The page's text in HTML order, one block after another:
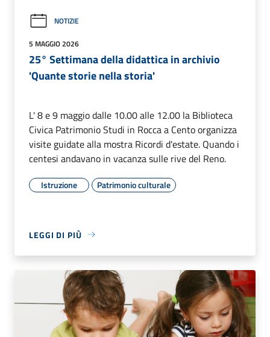
NOTIZIE
5 MAGGIO 2026
25° Settimana della didattica in archivio
'Quante storie nella storia'
L' 8 e 9 maggio dalle 10.00 alle 12.00 la Biblioteca
Civica Patrimonio Studi in Rocca a Cento organizza
visite guidate alla mostra Ricordi d'estate. Quando i
centesi andavano in vacanza sulle rive del Reno.
Istruzione Patrimonio culturale
LEGGI DI PIÙ